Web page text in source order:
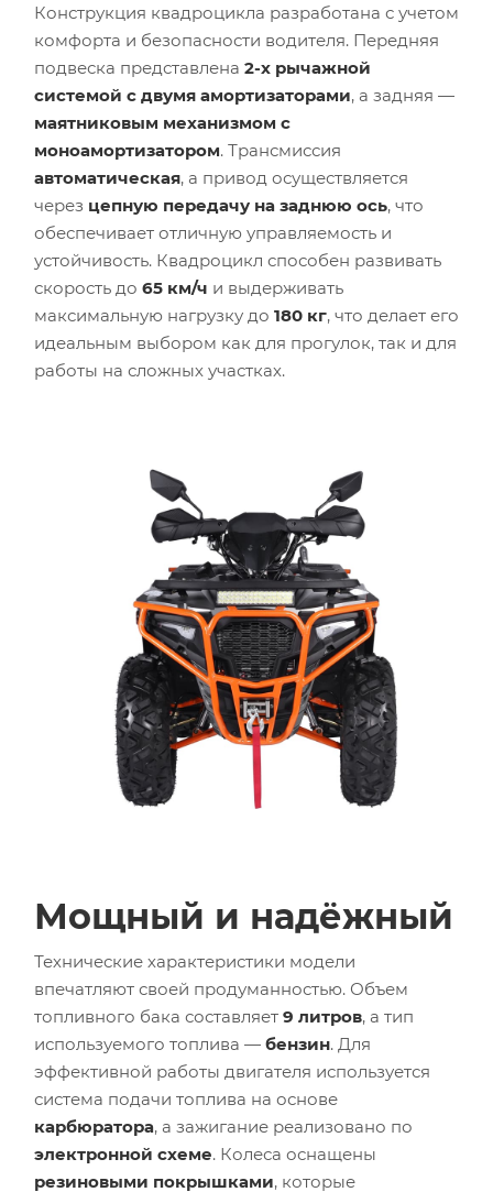
Конструкция квадроцикла разработана с учетом
комфорта и безопасности водителя. Передняя
подвеска представлена 2-х рычажной
системой с двумя амортизаторами, а задняя —
маятниковым механизмом с
моноамортизатором. Трансмиссия
автоматическая, а привод осуществляется
через цепную передачу на заднюю ось, что
обеспечивает отличную управляемость и
устойчивость. Квадроцикл способен развивать
скорость до 65 км/ч и выдерживать
максимальную нагрузку до 180 кг, что делает его
идеальным выбором как для прогулок, так и для
работы на сложных участках.
Мощный и надёжный
Технические характеристики модели
впечатляют своей продуманностью. Объем
топливного бака составляет 9 литров, а тип
используемого топлива — бензин. Для
эффективной работы двигателя используется
система подачи топлива на основе
карбюратора, а зажигание реализовано по
электронной схеме. Колеса оснащены
резиновыми покрышками, которые